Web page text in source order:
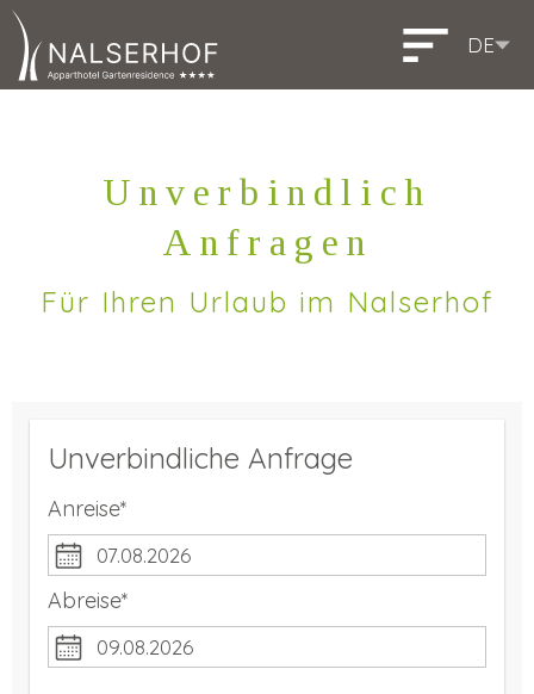
DE
Unverbindlich
Anfragen
Für Ihren Urlaub im Nalserhof
Unverbindliche Anfrage
Anreise*
Abreise*